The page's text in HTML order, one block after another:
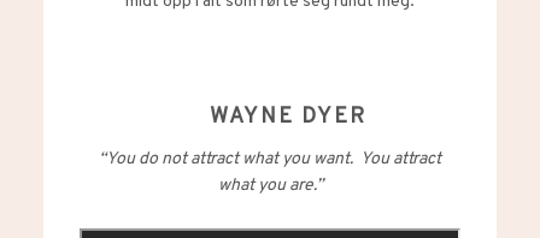
WAYNE DYER
“You do not attract what you want. You attract
what you are.”